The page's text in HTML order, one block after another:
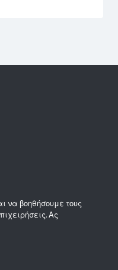
να βοηθήσουμε τους
Ας